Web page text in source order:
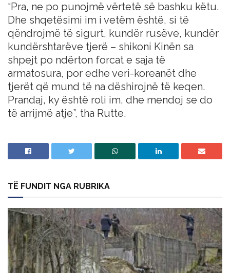
“Pra, ne po punojmë vërtetë së bashku këtu.
Dhe shqetësimi im i vetëm është, si të
qëndrojmë të sigurt, kundër rusëve, kundër
kundërshtarëve tjerë – shikoni Kinën sa
shpejt po ndërton forcat e saja të
armatosura, por edhe veri-koreanët dhe
tjerët që mund të na dëshirojnë të keqen.
Prandaj, ky është roli im, dhe mendoj se do
të arrijmë atje”, tha Rutte.
TË FUNDIT NGA RUBRIKA